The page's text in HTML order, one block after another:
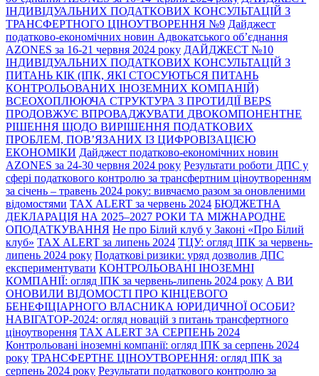
ІНДИВІДУАЛЬНИХ ПОДАТКОВИХ КОНСУЛЬТАЦІЙ З
ТРАНСФЕРТНОГО ЦІНОУТВОРЕННЯ №9 Дайджест
податково-економічних новин Адвокатського об’єднання
AZONES за 16-21 червня 2024 року ДАЙДЖЕСТ №10
ІНДИВІДУАЛЬНИХ ПОДАТКОВИХ КОНСУЛЬТАЦІЙ З
ПИТАНЬ КІК (ІПК, ЯКІ СТОСУЮТЬСЯ ПИТАНЬ
КОНТРОЛЬОВАНИХ ІНОЗЕМНИХ КОМПАНІЙ)
ВСЕОХОПЛЮЮЧА СТРУКТУРА З ПРОТИДІЇ BEPS
ПРОДОВЖУЄ ВПРОВАДЖУВАТИ ДВОКОМПОНЕНТНЕ
РІШЕННЯ ЩОДО ВИРІШЕННЯ ПОДАТКОВИХ
ПРОБЛЕМ, ПОВ’ЯЗАНИХ ІЗ ЦИФРОВІЗАЦІЄЮ
ЕКОНОМІКИ Дайджест податково-економічних новин
AZONES за 24-30 червня 2024 року Результати роботи ДПС у
сфері податкового контролю за трансфертним ціноутворенням
за січень – травень 2024 року: вивчаємо разом за оновленими
відомостями TAX ALERT за червень 2024 БЮДЖЕТНА
ДЕКЛАРАЦІЯ НА 2025–2027 РОКИ ТА МІЖНАРОДНЕ
ОПОДАТКУВАННЯ Не про Білий клуб у Законі «Про Білий
клуб» TAX ALERT за липень 2024 ТЦУ: огляд ІПК за червень-
липень 2024 року Податкові ризики: уряд дозволив ДПС
експериментувати КОНТРОЛЬОВАНІ ІНОЗЕМНІ
КОМПАНІЇ: огляд ІПК за червень-липень 2024 року А ВИ
ОНОВИЛИ ВІДОМОСТІ ПРО КІНЦЕВОГО
БЕНЕФІЦІАРНОГО ВЛАСНИКА ЮРИДИЧНОЇ ОСОБИ?
НАВІГАТОР-2024: огляд новацій з питань трансфертного
ціноутворення TAX ALERT ЗА СЕРПЕНЬ 2024
Контрольовані іноземні компанії: огляд ІПК за серпень 2024
року ТРАНСФЕРТНЕ ЦІНОУТВОРЕННЯ: огляд ІПК за
серпень 2024 року Результати податкового контролю за